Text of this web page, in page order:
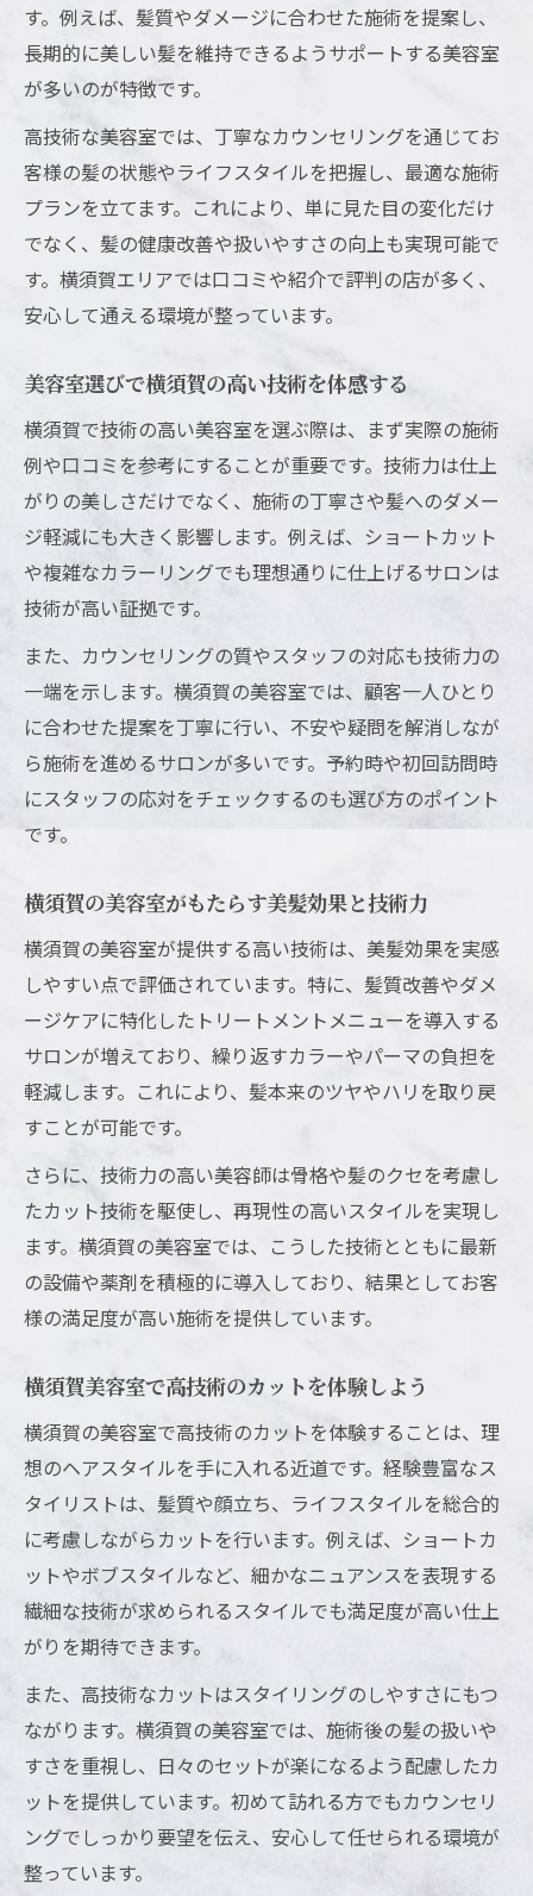
横須賀美容室の得意分野で理想を実現
美容室の技術力を横須賀で比較するポイン
ト
技術力が光る美容院を横須賀で見極めるコツ
横須賀美容室の技術力を見抜くチェック法
口コミで分かる横須賀美容室の高技術実績
横須賀美容室で技術が高い美容師の特徴
カウンセリングの丁寧さが技術力の証明に
カリスマ美容師が導く横須賀美髪体験の真実
横須賀カリスマ美容師の技術力とは
横須賀美容室でカリスマ美容師を見つける
高い技術で叶う横須賀の美髪体験
横須賀美容室で受けるカリスマ施術の魅力
カリスマ美容師の横須賀流カウンセリング
術
ショートカットも魅せる横須賀高技術美容室の
実力
横須賀美容室の高技術で叶うショートカッ
ト
技術力が光る横須賀美容室のショート提案
証
説
大人女性に似合う横須賀美容室のショート
術
高評価が集まる横須賀中央美容院の秘密に迫る
横須賀中央美容院の高評価は技術の証
口コミで選ばれる横須賀中央美容室の魅力
横須賀中央美容院の人気の理由を解説
横須賀美容室で体験する中央エリア高評価
施術
安心して通える横須賀中央美容室の特徴
す。例えば、髪質やダメージに合わせた施術を提案し、
長期的に美しい髪を維持できるようサポートする美容室
が多いのが特徴です。
高技術な美容室では、丁寧なカウンセリングを通じてお
客様の髪の状態やライフスタイルを把握し、最適な施術
プランを立てます。これにより、単に見た目の変化だけ
でなく、髪の健康改善や扱いやすさの向上も実現可能で
す。横須賀エリアでは口コミや紹介で評判の店が多く、
安心して通える環境が整っています。
美容室選びで横須賀の高い技術を体感する
横須賀で技術の高い美容室を選ぶ際は、まず実際の施術
例や口コミを参考にすることが重要です。技術力は仕上
がりの美しさだけでなく、施術の丁寧さや髪へのダメー
ジ軽減にも大きく影響します。例えば、ショートカット
や複雑なカラーリングでも理想通りに仕上げるサロンは
技術が高い証拠です。
また、カウンセリングの質やスタッフの対応も技術力の
一端を示します。横須賀の美容室では、顧客一人ひとり
に合わせた提案を丁寧に行い、不安や疑問を解消しなが
ら施術を進めるサロンが多いです。予約時や初回訪問時
にスタッフの応対をチェックするのも選び方のポイント
です。
横須賀の美容室がもたらす美髪効果と技術力
横須賀の美容室が提供する高い技術は、美髪効果を実感
しやすい点で評価されています。特に、髪質改善やダメ
ージケアに特化したトリートメントメニューを導入する
サロンが増えており、繰り返すカラーやパーマの負担を
軽減します。これにより、髪本来のツヤやハリを取り戻
すことが可能です。
さらに、技術力の高い美容師は骨格や髪のクセを考慮し
たカット技術を駆使し、再現性の高いスタイルを実現し
ます。横須賀の美容室では、こうした技術とともに最新
の設備や薬剤を積極的に導入しており、結果としてお客
様の満足度が高い施術を提供しています。
横須賀美容室で高技術のカットを体験しよう
横須賀の美容室で高技術のカットを体験することは、理
想のヘアスタイルを手に入れる近道です。経験豊富なス
タイリストは、髪質や顔立ち、ライフスタイルを総合的
に考慮しながらカットを行います。例えば、ショートカ
ットやボブスタイルなど、細かなニュアンスを表現する
繊細な技術が求められるスタイルでも満足度が高い仕上
がりを期待できます。
また、高技術なカットはスタイリングのしやすさにもつ
ながります。横須賀の美容室では、施術後の髪の扱いや
すさを重視し、日々のセットが楽になるよう配慮したカ
ットを提供しています。初めて訪れる方でもカウンセリ
ングでしっかり要望を伝え、安心して任せられる環境が
整っています。